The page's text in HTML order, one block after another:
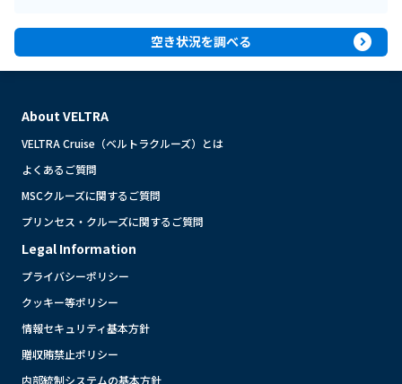
空き状況を調べる expand_circle_right
About VELTRA
VELTRA Cruise（ベルトラクルーズ）とは
よくあるご質問
MSCクルーズに関するご質問
プリンセス・クルーズに関するご質問
Legal Information
プライバシーポリシー
クッキー等ポリシー
情報セキュリティ基本方針
贈収賄禁止ポリシー
内部統制システムの基本方針